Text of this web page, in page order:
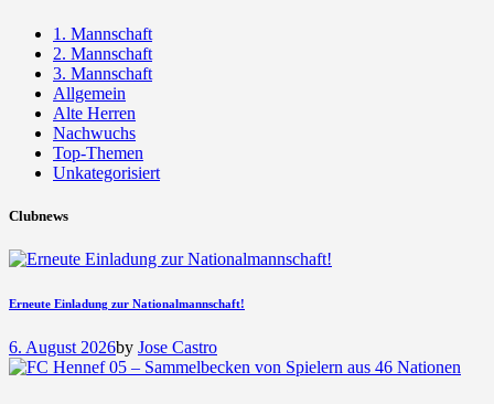
1. Mannschaft
2. Mannschaft
3. Mannschaft
Allgemein
Alte Herren
Nachwuchs
Top-Themen
Unkategorisiert
Clubnews
Erneute Einladung zur Nationalmannschaft!
6. August 2026by Jose Castro